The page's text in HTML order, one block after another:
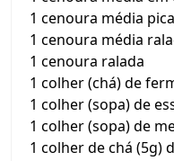
1 cenoura média
1 cenoura média
1 cenoura ralada
1 colher (chá) de
1 colher (sopa) de
1 colher (sopa) de
1 colher de chá (5g)